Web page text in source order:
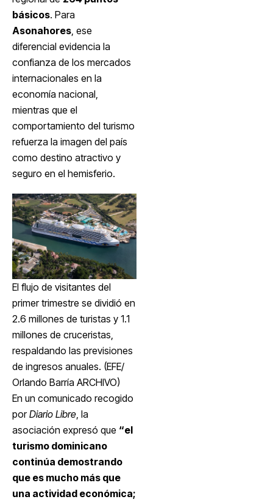
básicos. Para
Asonahores, ese
diferencial evidencia la
confianza de los mercados
internacionales en la
economía nacional,
mientras que el
comportamiento del turismo
refuerza la imagen del país
como destino atractivo y
seguro en el hemisferio.
El flujo de visitantes del
primer trimestre se dividió en
2.6 millones de turistas y 1.1
millones de cruceristas,
respaldando las previsiones
de ingresos anuales. (EFE/
Orlando Barría ARCHIVO)
En un comunicado recogido
porDiario Libre , la
asociación expresó que “el
turismo dominicano
continúa demostrando
que es mucho más que
una actividad económica;